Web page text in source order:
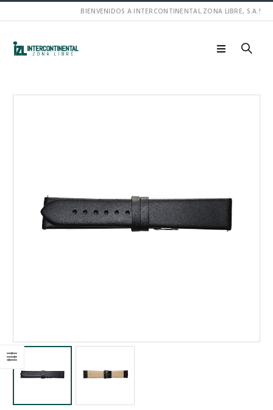
BIENVENIDOS A INTERCONTINENTAL ZONA LIBRE, S.A.!